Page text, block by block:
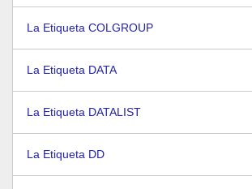
La Etiqueta COLGROUP
La Etiqueta DATA
La Etiqueta DATALIST
La Etiqueta DD